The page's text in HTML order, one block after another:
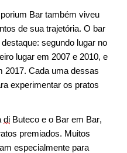
Bar também viveu
de sua trajetória. O bar
segundo lugar no
lugar em 2007 e 2010, e
2017. Cada uma dessas
experimentar os pratos
di Buteco e o Bar em Bar,
premiados. Muitos
especialmente para